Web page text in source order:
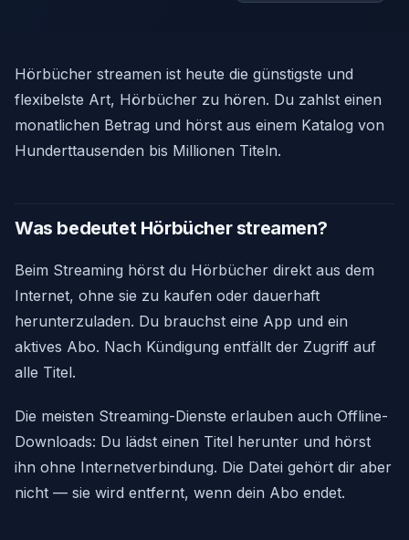
Hörbücher streamen ist heute die günstigste und
flexibelste Art, Hörbücher zu hören. Du zahlst einen
monatlichen Betrag und hörst aus einem Katalog von
Hunderttausenden bis Millionen Titeln.
Was bedeutet Hörbücher streamen?
Beim Streaming hörst du Hörbücher direkt aus dem
Internet, ohne sie zu kaufen oder dauerhaft
herunterzuladen. Du brauchst eine App und ein
aktives Abo. Nach Kündigung entfällt der Zugriff auf
alle Titel.
Die meisten Streaming-Dienste erlauben auch Offline-
Downloads: Du lädst einen Titel herunter und hörst
ihn ohne Internetverbindung. Die Datei gehört dir aber
nicht — sie wird entfernt, wenn dein Abo endet.